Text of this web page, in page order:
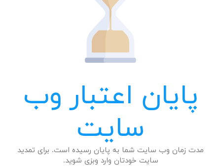
پایان اعتبار وب
سایت
مدت زمان وب سایت شما به پایان رسیده است. برای تمدید
سایت خودتان وارد وبزی شوید.